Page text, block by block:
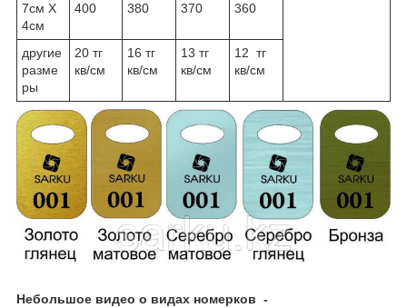
7см Х
4см
400 380 370 360
другие
разме
ры
20 тг
кв/см
16 тг
кв/см
13 тг
кв/см
12 тг
кв/см
Небольшое видео о видах номерков -